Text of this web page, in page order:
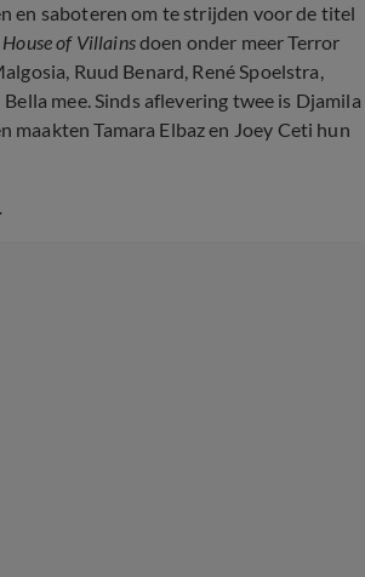
en saboteren om te strijden voor de titel
House of Villainsdoen onder meer Terror
Ruud Benard, René Spoelstra,
mee. Sinds aflevering twee is Djamila
maakten Tamara Elbaz en Joey Ceti hun